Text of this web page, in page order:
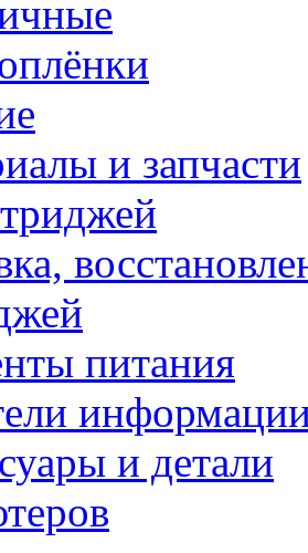
и запчасти
питания
и детали